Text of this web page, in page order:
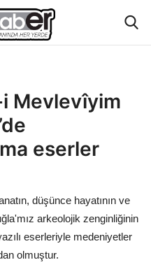
Mevlevîyim
eserler
düşünce hayatının ve
arkeolojik zenginliğinin
eserleriyle medeniyetler
olmuştur.